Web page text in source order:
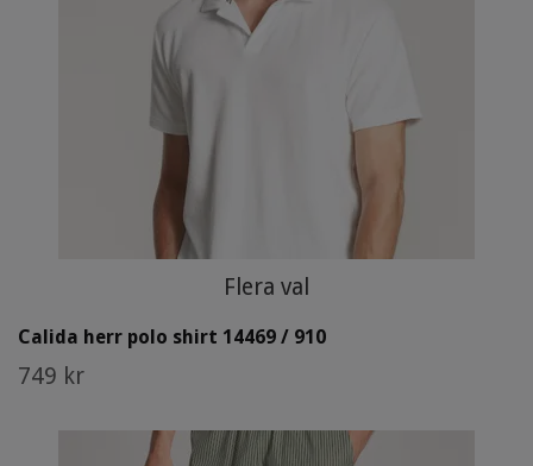
Flera val
Calida herr polo shirt 14469 / 910
749 kr